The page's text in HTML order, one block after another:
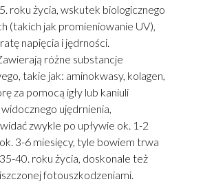
roku życia, wskutek biologicznego
(takich jak promieniowanie UV),
napięcia i jędrności.
różne substancje
takie jak: aminokwasy, kolagen,
za pomocą igły lub kaniuli
ujędrnienia,
zwykle po upływie ok. 1-2
3-6 miesięcy, tyle bowiem trwa
40. roku życia, doskonale też
fotouszkodzeniami.